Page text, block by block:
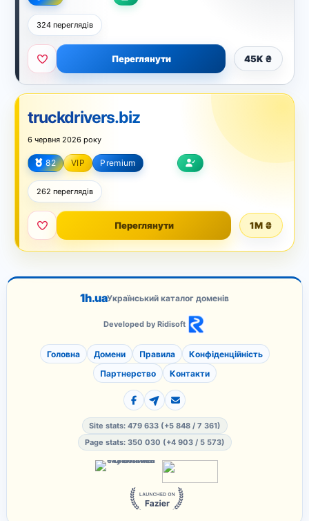
324 переглядів
45K ₴
Переглянути
truckdrivers.biz
6 червня 2026 року
82 VIP Premium
262 переглядів
1M ₴
Переглянути
1h.uaУкраїнський каталог доменів
Developed by Ridisoft
Головна Домени Правила
Конфіденційність
Партнерство
Контакти
Site stats: 479 633 (+5 848 / 7 361)
Page stats: 350 030 (+4 903 / 5 573)